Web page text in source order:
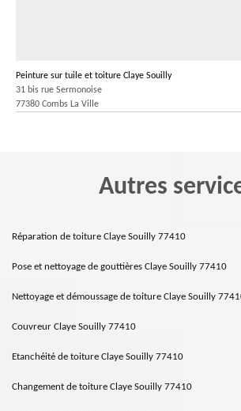
Peinture sur tuile et toiture Claye Souilly
31 bis rue Sermonoise
77380 Combs La Ville
Autres
Réparation de toiture Claye Souilly 77410
Pose et nettoyage de gouttières Claye Souilly 77410
Nettoyage et démoussage de toiture Claye Souilly
Couvreur Claye Souilly 77410
Etanchéité de toiture Claye Souilly 77410
Changement de toiture Claye Souilly 77410